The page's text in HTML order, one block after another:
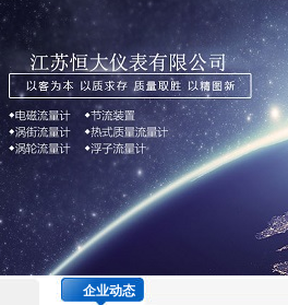
企业动态